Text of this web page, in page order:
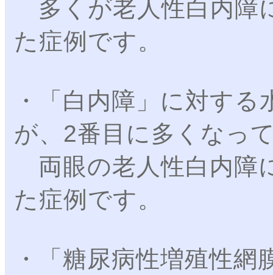
多くが老人性白内障
た症例です。
・「白内障」に対す
が、2番目に多くなっ
両眼の老人性白内障
た症例です。
・「糖尿病性増殖性